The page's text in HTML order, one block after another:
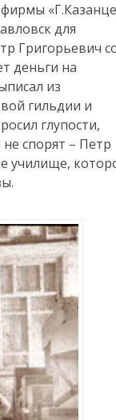
для
Григорьевич
деньги на
из
гильдии и
глупости,
спорят – Петр
училище,